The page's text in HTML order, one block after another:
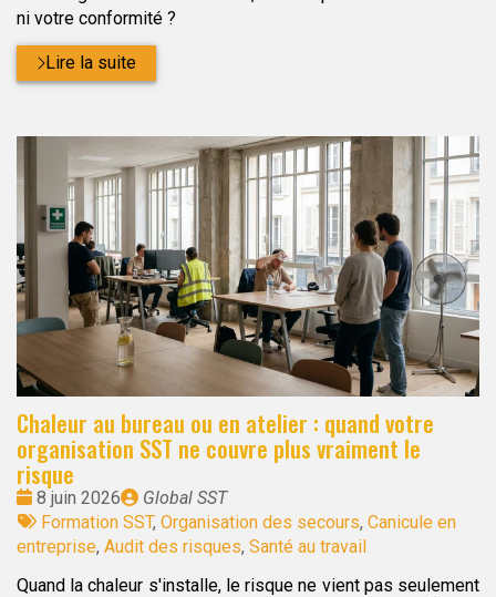
ni votre conformité ?
Lire la suite
Chaleur au bureau ou en atelier : quand votre
organisation SST ne couvre plus vraiment le
risque
Date
:
8 juin 2026
Publié
par
Global SST
Tags
:
Formation SST, Organisation des secours, Canicule en
entreprise, Audit des risques, Santé au travail
Quand la chaleur s'installe, le risque ne vient pas seulement